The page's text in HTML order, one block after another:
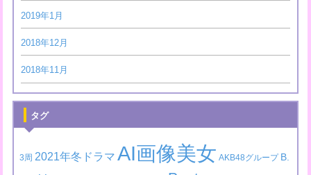
2019年1月
2018年12月
2018年11月
タグ
3周 2021年冬ドラマ AI画像美女 AKB48グループ B.